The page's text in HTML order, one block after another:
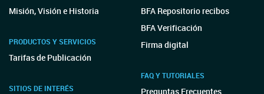
Misión, Visión e Historia
PRODUCTOS Y SERVICIOS
Tarifas de Publicación
SITIOS DE INTERÉS
BFA Repositorio recibos
BFA Verificación
Firma digital
FAQ Y TUTORIALES
Preguntas Frecuentes